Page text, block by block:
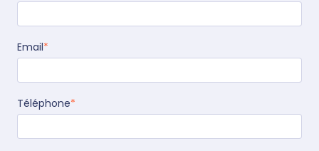
Email*
Téléphone*